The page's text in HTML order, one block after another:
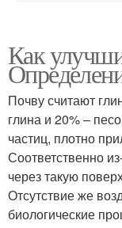
Глиняная
Почвы для
Растения для
Как
Почву считают
глина и 20% –
частиц, плотно
Соответственно
через такую
Отсутствие же
биологические